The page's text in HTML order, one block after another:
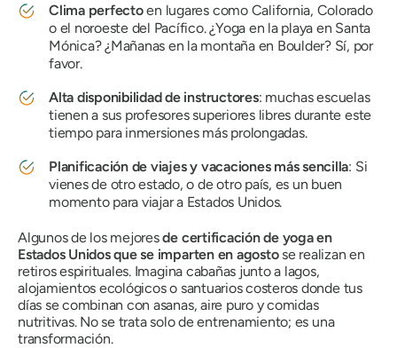
Clima perfectoen lugares como California, Colorado
o el noroeste del Pacífico. ¿Yoga en la playa en Santa
Mónica? ¿Mañanas en la montaña en Boulder? Sí, por
favor.
Alta disponibilidad de instructores: muchas escuelas
tienen a sus profesores superiores libres durante este
tiempo para inmersiones más prolongadas.
Planificación de viajes y vacaciones más sencilla: Si
vienes de otro estado, o de otro país, es un buen
momento para viajar a Estados Unidos.
Algunos de los mejoresde certificación de yoga en
Estados Unidos que se imparten en agostose realizan en
retiros espirituales. Imagina cabañas junto a lagos,
alojamientos ecológicos o santuarios costeros donde tus
días se combinan con asanas, aire puro y comidas
nutritivas. No se trata solo de entrenamiento; es una
transformación.